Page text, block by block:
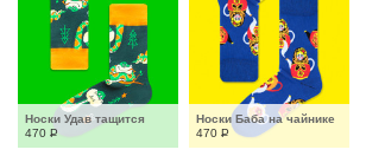
Носки Удав тащится
470 Р
Носки Баба на чайнике
470 Р